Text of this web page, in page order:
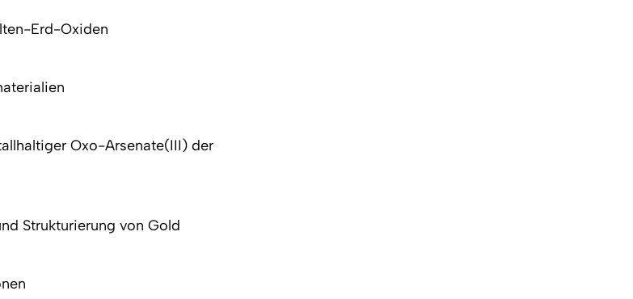
Erd-Oxiden
Oxo-Arsenate(III) der
Strukturierung von Gold